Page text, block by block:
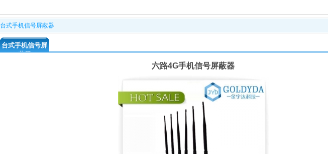
台式手机信号屏蔽器
台式手机信号屏
蔽器
六路4G手机信号屏蔽器